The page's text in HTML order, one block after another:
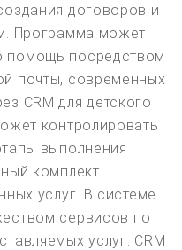
договоров и
Программа может
помощь посредством
почты, современных
CRM для детского
контролировать
выполнения
комплект
услуг. В системе
сервисов по
услуг. CRM